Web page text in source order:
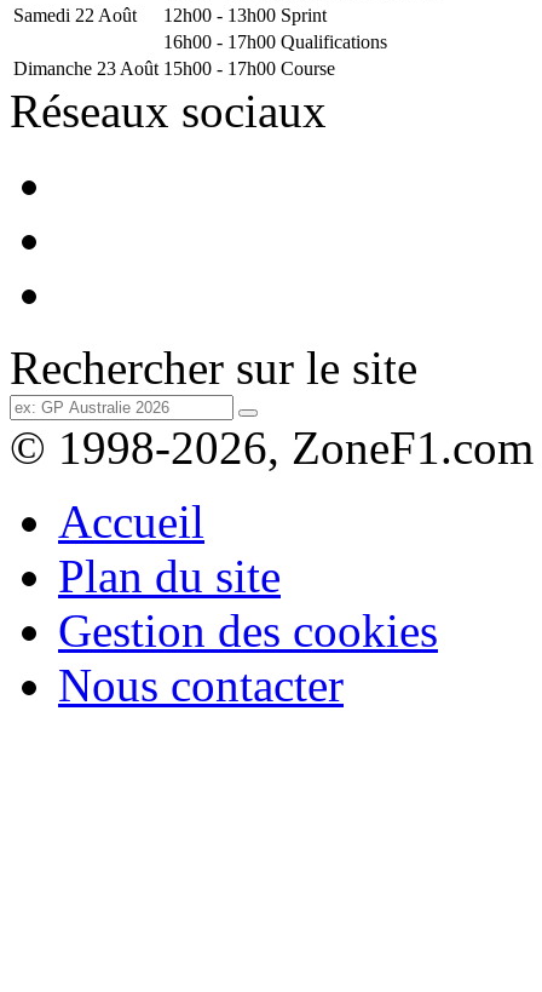
Samedi 22 Août
12h00 - 13h00 Sprint
16h00 - 17h00 Qualifications
Dimanche 23 Août 15h00 - 17h00 Course
Réseaux sociaux
Rechercher sur le site
© 1998-2026, ZoneF1.com
Accueil
Plan du site
Gestion des cookies
Nous contacter